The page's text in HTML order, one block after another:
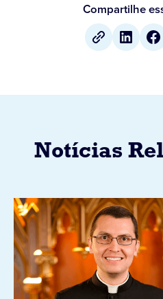
Compartilhe
Notícias